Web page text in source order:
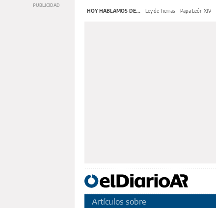
HOY HABLAMOS DE... Ley de Tierras Papa León XIV
Artículos sobre